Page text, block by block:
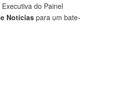
do Painel
Notícias para um bate-